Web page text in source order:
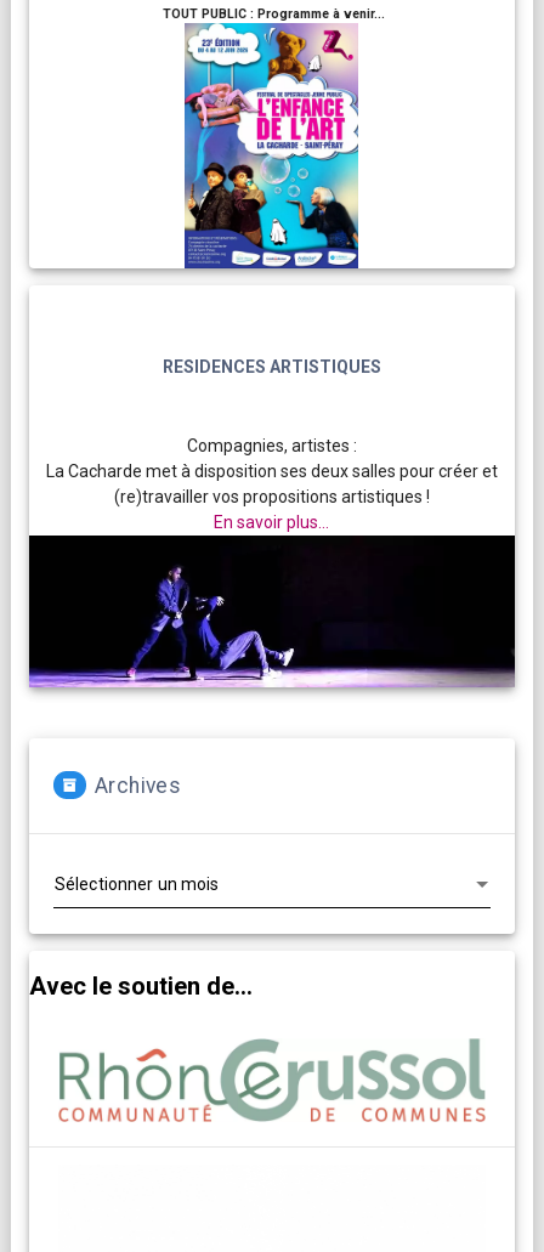
TOUT PUBLIC : Programme à venir...
RESIDENCES ARTISTIQUES
Compagnies, artistes :
La Cacharde met à disposition ses deux salles pour créer et
(re)travailler vos propositions artistiques !
En savoir plus...
Archives
Avec le soutien de...